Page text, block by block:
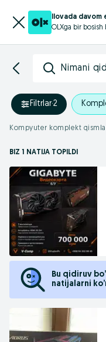
Ilovada davom
OLXga bir bosish
Nimani
Filtrlar·2
Kompyuter komplekt
BIZ 1 NATIJA TOPILDI
Bu qidiruv
natijalarni